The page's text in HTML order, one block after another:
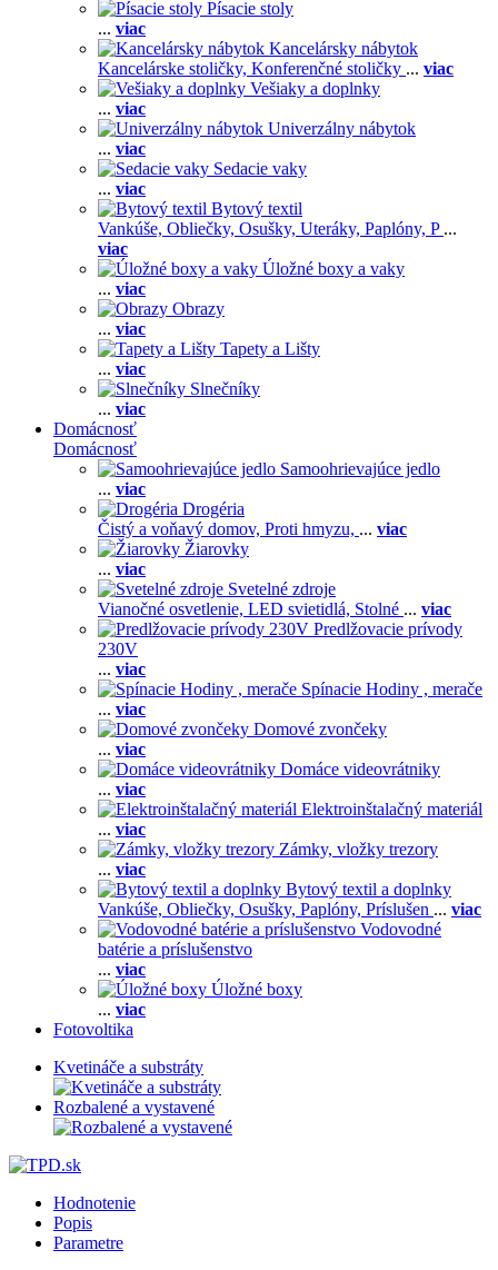
Písacie stoly
... viac
Kancelársky nábytok
Kancelárske stoličky, Konferenčné stoličky ... viac
Vešiaky a doplnky
... viac
Univerzálny nábytok
... viac
Sedacie vaky
... viac
Bytový textil
Vankúše, Obliečky, Osušky, Uteráky, Paplóny, P ...
viac
Úložné boxy a vaky
... viac
Obrazy
... viac
Tapety a Lišty
... viac
Slnečníky
... viac
Domácnosť
Domácnosť
Samoohrievajúce jedlo
... viac
Drogéria
Čistý a voňavý domov, Proti hmyzu, ... viac
Žiarovky
... viac
Svetelné zdroje
Vianočné osvetlenie, LED svietidlá, Stolné ... viac
Predlžovacie prívody
230V
... viac
Spínacie Hodiny , merače
... viac
Domové zvončeky
... viac
Domáce videovrátniky
... viac
Elektroinštalačný materiál
... viac
Zámky, vložky trezory
... viac
Bytový textil a doplnky
Vankúše, Obliečky, Osušky, Paplóny, Príslušen ... viac
Vodovodné
batérie a príslušenstvo
... viac
Úložné boxy
... viac
Fotovoltika
Kvetináče a substráty
Rozbalené a vystavené
Hodnotenie
Popis
Parametre